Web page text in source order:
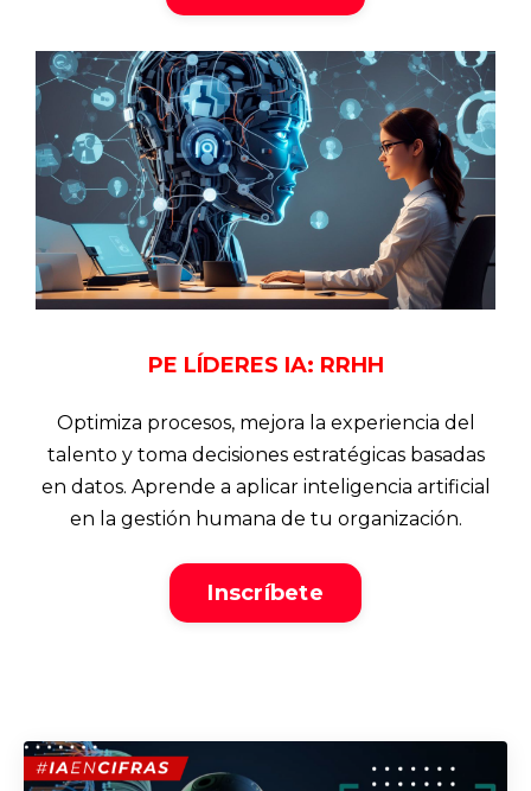
PE LÍDERES IA: RRHH
Optimiza procesos, mejora la experiencia del
talento y toma decisiones estratégicas basadas
en datos. Aprende a aplicar inteligencia artificial
en la gestión humana de tu organización.
Inscríbete